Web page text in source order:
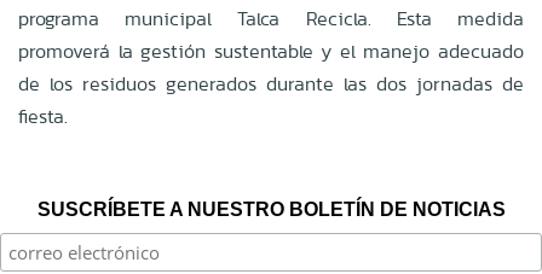
programa municipal Talca Recicla. Esta medida
promoverá la gestión sustentable y el manejo adecuado
de los residuos generados durante las dos jornadas de
fiesta.
SUSCRÍBETE A NUESTRO BOLETÍN DE NOTICIAS